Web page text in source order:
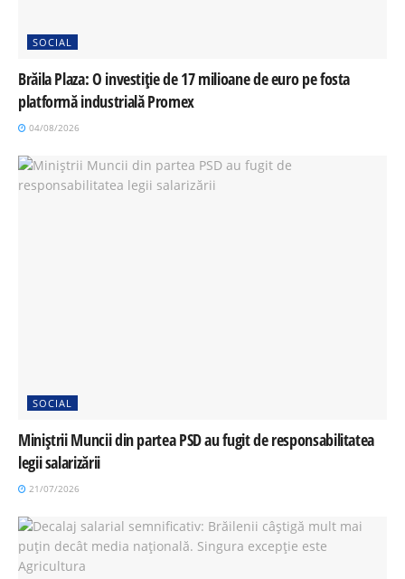
SOCIAL
Brăila Plaza: O investiție de 17 milioane de euro pe fosta
platformă industrială Promex
04/08/2026
SOCIAL
Miniștrii Muncii din partea PSD au fugit de responsabilitatea
legii salarizării
21/07/2026